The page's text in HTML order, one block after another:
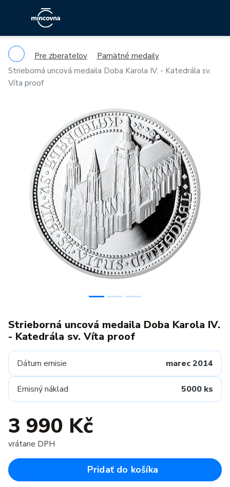
Pre zberateľov
Pamätné medaily
Strieborná uncová medaila Doba Karola IV. - Katedrála sv.
Víta proof
Previous
Strieborná uncová medaila Doba Karola IV.
- Katedrála sv. Víta proof
Dátum emisie marec 2014
Emisný náklad 5000 ks
3 990 Kč
vrátane DPH
Pridať do košíka